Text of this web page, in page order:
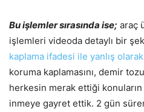
Bu işlemler sırasında ise; araç
işlemleri videoda detaylı bir
kaplama ifadesi ile yanlış
koruma kaplamasını, demir
herkesin merak ettiği
inmeye gayret ettik. 2 gün